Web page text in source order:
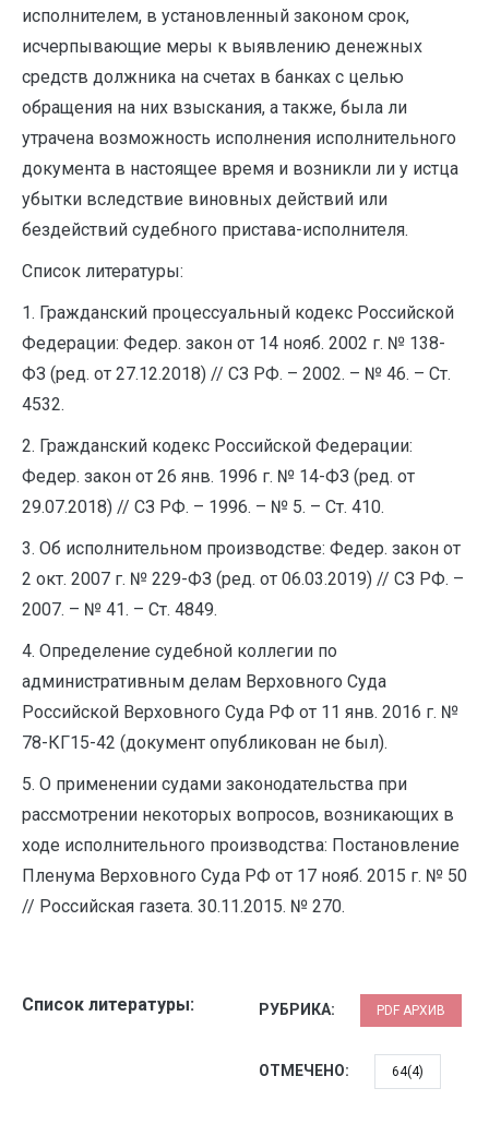
исполнителем, в установленный законом срок,
исчерпывающие меры к выявлению денежных
средств должника на счетах в банках с целью
обращения на них взыскания, а также, была ли
утрачена возможность исполнения исполнительного
документа в настоящее время и возникли ли у истца
убытки вследствие виновных действий или
бездействий судебного пристава-исполнителя.
Список литературы:
1. Гражданский процессуальный кодекс Российской
Федерации: Федер. закон от 14 нояб. 2002 г. № 138-
ФЗ (ред. от 27.12.2018) // СЗ РФ. – 2002. – № 46. – Ст.
4532.
2. Гражданский кодекс Российской Федерации:
Федер. закон от 26 янв. 1996 г. № 14-ФЗ (ред. от
29.07.2018) // СЗ РФ. – 1996. – № 5. – Ст. 410.
3. Об исполнительном производстве: Федер. закон от
2 окт. 2007 г. № 229-ФЗ (ред. от 06.03.2019) // СЗ РФ. –
2007. – № 41. – Ст. 4849.
4. Определение судебной коллегии по
административным делам Верховного Суда
Российской Верховного Суда РФ от 11 янв. 2016 г. №
78-КГ15-42 (документ опубликован не был).
5. О применении судами законодательства при
рассмотрении некоторых вопросов, возникающих в
ходе исполнительного производства: Постановление
Пленума Верховного Суда РФ от 17 нояб. 2015 г. № 50
// Российская газета. 30.11.2015. № 270.
Список литературы: РУБРИКА: PDF АРХИВ
ОТМЕЧЕНО: 64(4)